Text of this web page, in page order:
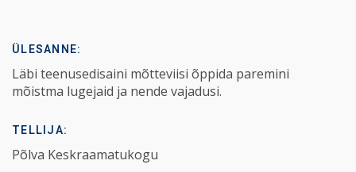
ÜLESANNE:
Läbi teenusedisaini mõtteviisi õppida paremini
mõistma lugejaid ja nende vajadusi.
TELLIJA:
Põlva Keskraamatukogu